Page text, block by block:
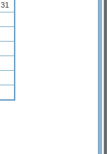
31